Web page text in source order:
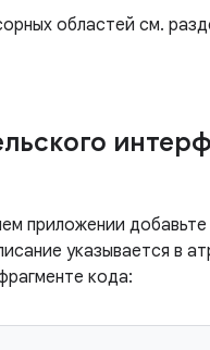
областей см.
приложении
указывается в
кода: